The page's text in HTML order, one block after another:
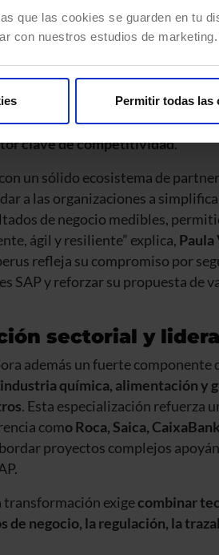
que las cookies se guarden en tu
con nuestros estudios de marketing.
Permitir todas las
artificial, analítica
para ofrecer una propuesta
motor de automatización,
nuestra capacidad para
más inteligentes, dondela
clave de competitividad.
un sólido ecosistema de
a las organizaciones a
de negocio medibles,
ágil y resiliente” explica, Paula
refleja su compromiso por
SAP y reforzar su propuesta de
sectorial y
además un fuerte
química, alimentación y
. Esta especialización refuerza
como Roca, Saica,
proyectos complejos
transformación exigecombinar
de negocio, la regulación, la